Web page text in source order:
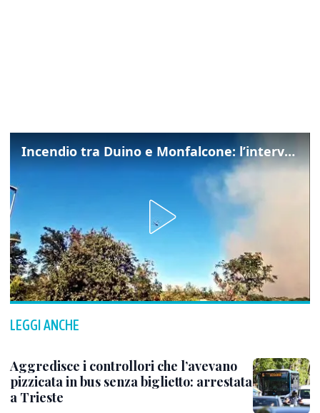
Incendio tra Duino e Monfalcone: l’intervento dei vigili del fuoco
LEGGI ANCHE
Aggredisce i controllori che l’avevano
pizzicata in bus senza biglietto: arrestata
a Trieste